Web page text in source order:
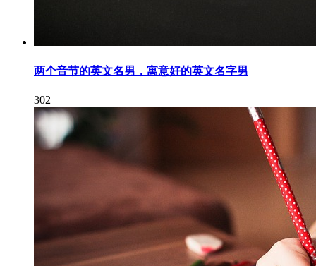
两个音节的英文名男，寓意好的英文名字男
302